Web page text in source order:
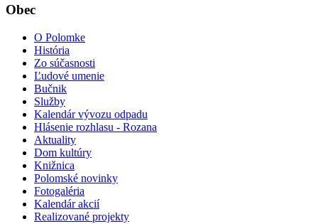
Obec
O Polomke
História
Zo súčasnosti
Ľudové umenie
Bučnik
Služby
Kalendár vývozu odpadu
Hlásenie rozhlasu - Rozana
Aktuality
Dom kultúry
Knižnica
Polomské novinky
Fotogaléria
Kalendár akcií
Realizované projekty